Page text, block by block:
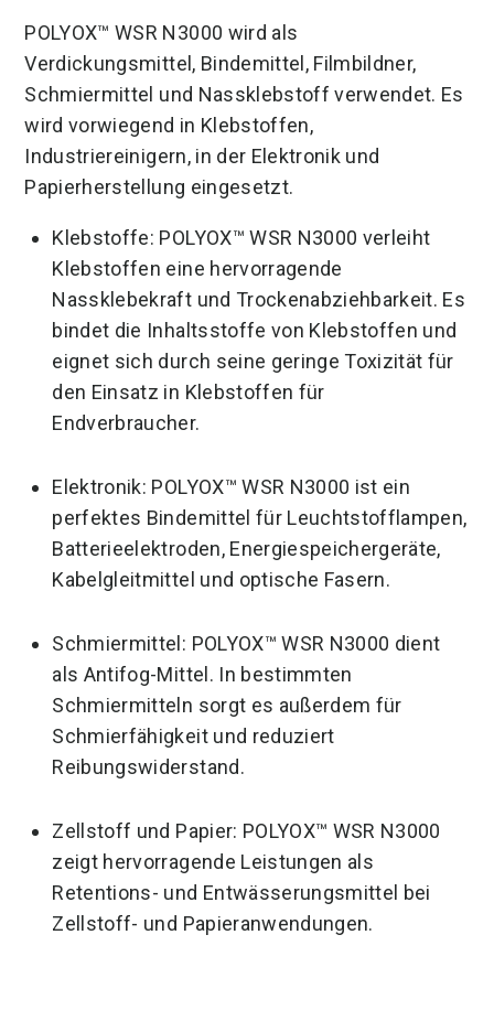
POLYOX™ WSR N3000 wird als
Verdickungsmittel, Bindemittel, Filmbildner,
Schmiermittel und Nassklebstoff verwendet. Es
wird vorwiegend in Klebstoffen,
Industriereinigern, in der Elektronik und
Papierherstellung eingesetzt.
Klebstoffe: POLYOX™ WSR N3000 verleiht
Klebstoffen eine hervorragende
Nassklebekraft und Trockenabziehbarkeit. Es
bindet die Inhaltsstoffe von Klebstoffen und
eignet sich durch seine geringe Toxizität für
den Einsatz in Klebstoffen für
Endverbraucher.
Elektronik: POLYOX™ WSR N3000 ist ein
perfektes Bindemittel für Leuchtstofflampen,
Batterieelektroden, Energiespeichergeräte,
Kabelgleitmittel und optische Fasern.
Schmiermittel: POLYOX™ WSR N3000 dient
als Antifog-Mittel. In bestimmten
Schmiermitteln sorgt es außerdem für
Schmierfähigkeit und reduziert
Reibungswiderstand.
Zellstoff und Papier: POLYOX™ WSR N3000
zeigt hervorragende Leistungen als
Retentions- und Entwässerungsmittel bei
Zellstoff- und Papieranwendungen.